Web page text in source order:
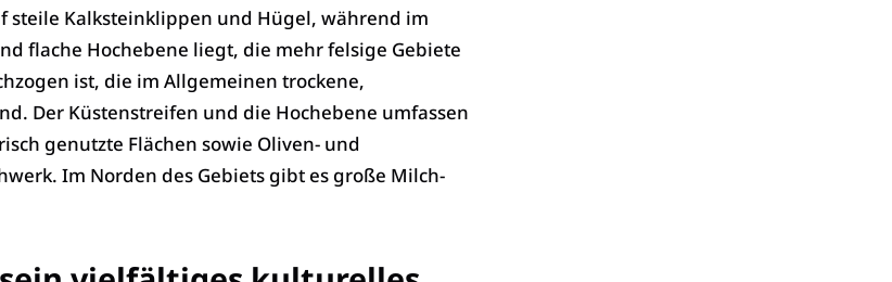
steile Kalksteinklippen und Hügel, während im
flache Hochebene liegt, die mehr felsige Gebiete
ist, die im Allgemeinen trockene,
Der Küstenstreifen und die Hochebene umfassen
genutzte Flächen sowie Oliven- und
Im Norden des Gebiets gibt es große Milch-